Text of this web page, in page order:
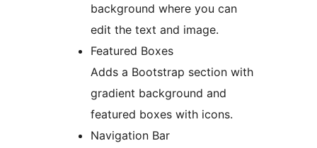
background where you can
edit the text and image.
Featured Boxes
Adds a Bootstrap section with
gradient background and
featured boxes with icons.
Navigation Bar